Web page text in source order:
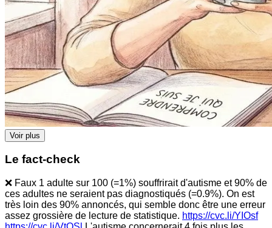
Voir plus
Le fact-check
❌ Faux 1 adulte sur 100 (=1%) souffrirait d'autisme et 90% de
ces adultes ne seraient pas diagnostiqués (=0.9%). On est
très loin des 90% annoncés, qui semble donc être une erreur
assez grossière de lecture de statistique. https://cvc.li/YIOsf